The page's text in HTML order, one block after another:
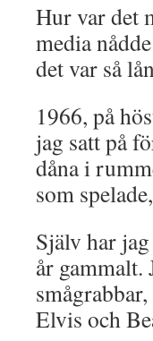
Hur var det
media
det var så
1966, på
jag satt på
dåna i
som
Själv har
år gammalt.
Elvis och